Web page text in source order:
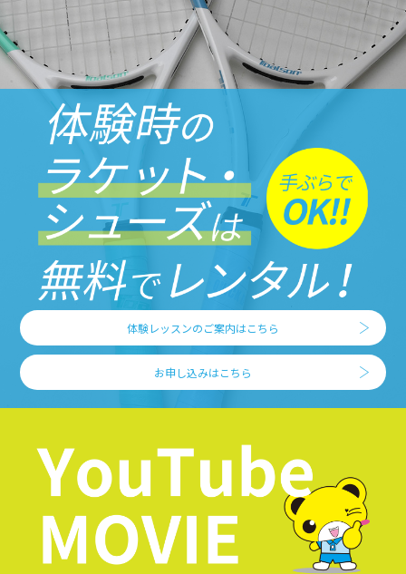
体験レッスンのご案内はこちら
お申し込みはこちら